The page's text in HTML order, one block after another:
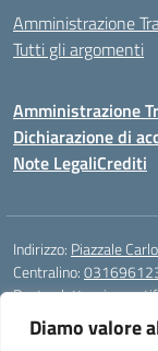
Diamo valore
Amministrazione
Tutti gli argomenti
Amministrazione
Dichiarazione di
Note LegaliCrediti
Indirizzo: Piazzale
Centralino:
Posta elettronica
Codice fiscale: